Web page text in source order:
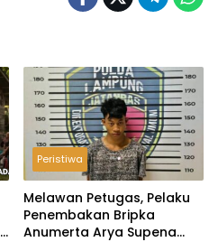
Peristiwa
Melawan Petugas, Pelaku
Penembakan Bripka
Anumerta Arya Supena